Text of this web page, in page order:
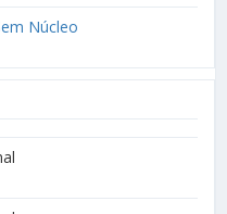
Núcleo